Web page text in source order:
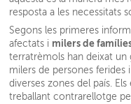
resposta a les necessitats
Segons les primeres
afectats i milers de
terratrèmols han deixat
milers de persones ferides
diverses zones del país.
treballant contrarellotge